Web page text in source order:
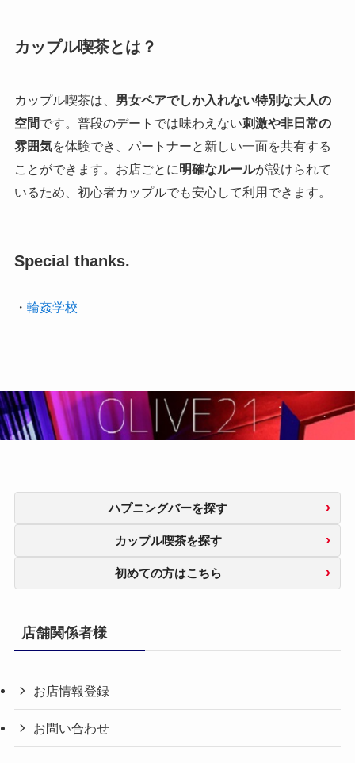
カップル喫茶とは？
カップル喫茶は、 男女ペアでしか入れない特別な大人の
空間です。普段のデートでは味わえない刺激や非日常の
雰囲気を体験でき、パートナーと新しい一面を共有する
ことができます。お店ごとに明確なルールが設けられて
いるため、初心者カップルでも安心して利用できます。
Special thanks.
・ 輪姦学校
ハプニングバーを探す
カップル喫茶を探す
初めての方はこちら
店舗関係者様
お店情報登録
お問い合わせ